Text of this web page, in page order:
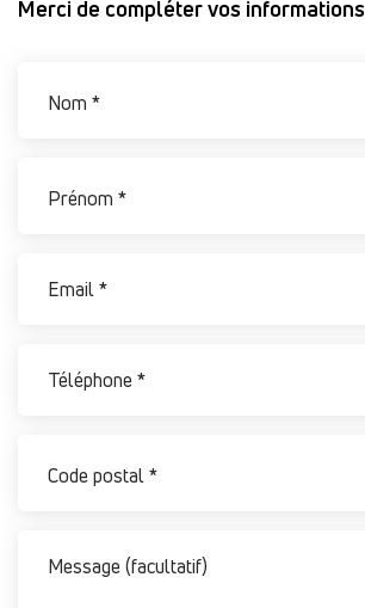
Merci de compléter vos informations